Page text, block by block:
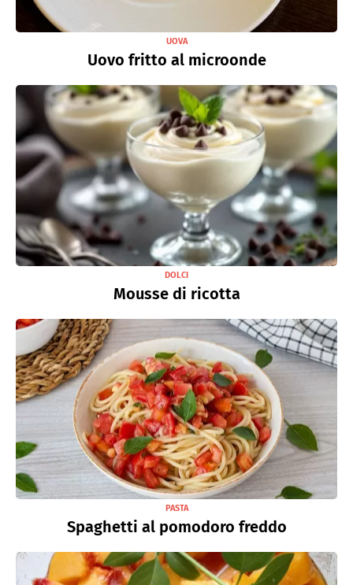
UOVA
Uovo fritto al microonde
DOLCI
Mousse di ricotta
PASTA
Spaghetti al pomodoro freddo